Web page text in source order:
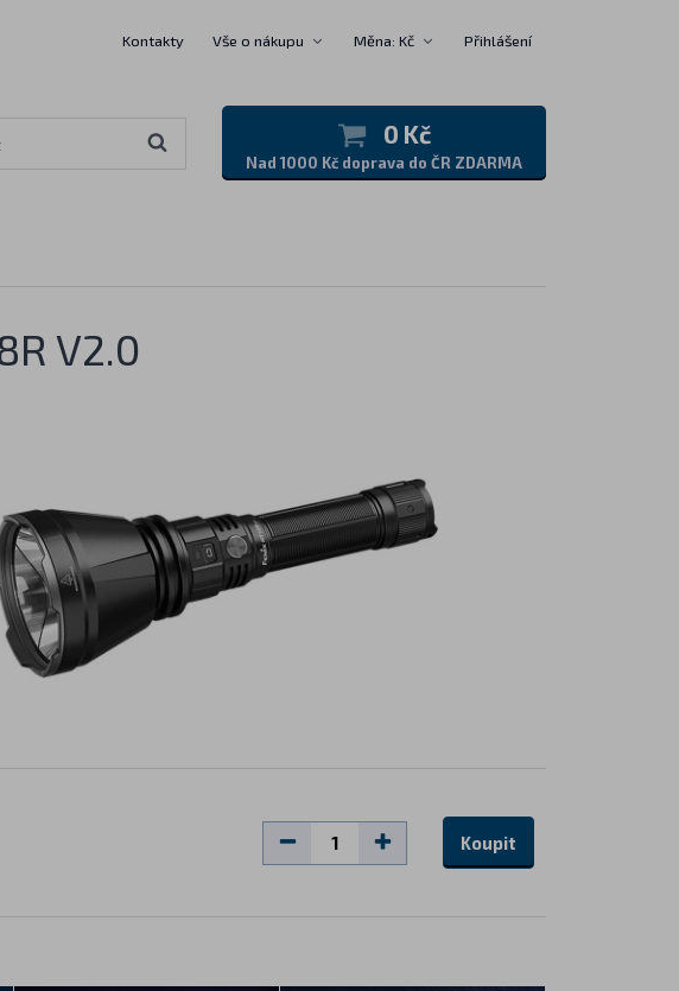
Kontakty Vše o nákupu Měna: Kč Přihlášení
0 Kč
Nad 1000 Kč doprava do ČR ZDARMA
V2.0
Koupit